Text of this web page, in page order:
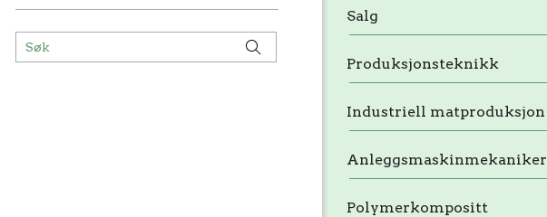
Salg
Produksjonsteknikk
Industriell matproduksjon
Anleggsmaskinmekaniker
Polymerkompositt